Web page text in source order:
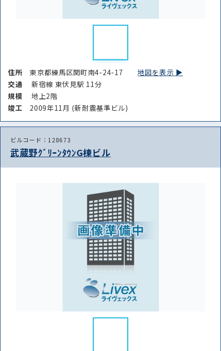
住所東京都練馬区関町南4-24-17 地図を表示 ▶︎
交通
新宿線 東伏見駅 11分
規模
地上2階
竣⼯ 2009年11月 (新耐震基準ビル)
ビルコード：128673
武蔵野ｸﾞﾘｰﾝﾀｳﾝG棟ビル